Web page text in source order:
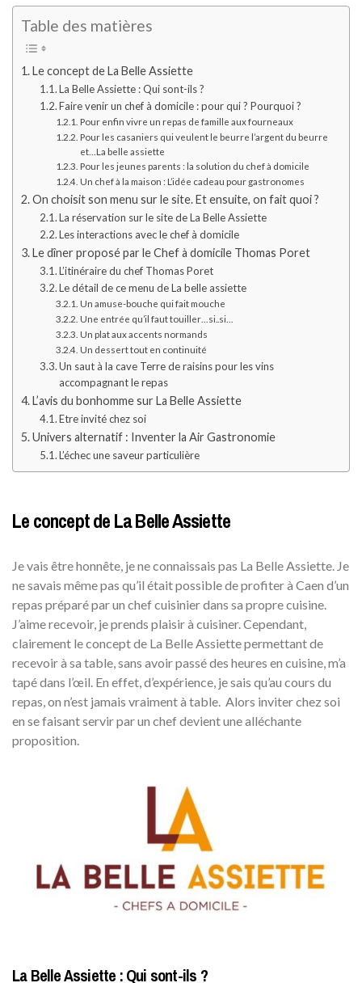
Table des matières
Le concept de La Belle Assiette
La Belle Assiette : Qui sont-ils ?
Faire venir un chef à domicile : pour qui ? Pourquoi ?
Pour enfin vivre un repas de famille aux fourneaux
Pour les casaniers qui veulent le beurre l’argent du beurre
et…La belle assiette
Pour les jeunes parents : la solution du chef à domicile
Un chef à la maison : L’idée cadeau pour gastronomes
On choisit son menu sur le site. Et ensuite, on fait quoi ?
La réservation sur le site de La Belle Assiette
Les interactions avec le chef à domicile
Le dîner proposé par le Chef à domicile Thomas Poret
L’itinéraire du chef Thomas Poret
Le détail de ce menu de La belle assiette
Un amuse-bouche qui fait mouche
Une entrée qu’il faut touiller…si..si…
Un plat aux accents normands
Un dessert tout en continuité
Un saut à la cave Terre de raisins pour les vins
accompagnant le repas
L’avis du bonhomme sur La Belle Assiette
Etre invité chez soi
Univers alternatif : Inventer la Air Gastronomie
L’échec une saveur particulière
Le concept de La Belle Assiette
Je vais être honnête, je ne connaissais pas La Belle Assiette. Je
ne savais même pas qu’il était possible de profiter à Caen d’un
repas préparé par un chef cuisinier dans sa propre cuisine.
J’aime recevoir, je prends plaisir à cuisiner. Cependant,
clairement le concept de La Belle Assiette permettant de
recevoir à sa table, sans avoir passé des heures en cuisine, m’a
tapé dans l’œil. En effet, d’expérience, je sais qu’au cours du
repas, on n’est jamais vraiment à table. Alors inviter chez soi
en se faisant servir par un chef devient une alléchante
proposition.
La Belle Assiette : Qui sont-ils ?